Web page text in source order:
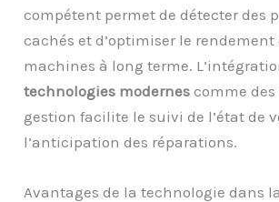
compétent permet de détecter des
cachés et d’optimiser le rendement
machines à long terme.
technologies modernes comme
gestion facilite le suivi de l’état de
l’anticipation des réparations.
Avantages de la technologie dans